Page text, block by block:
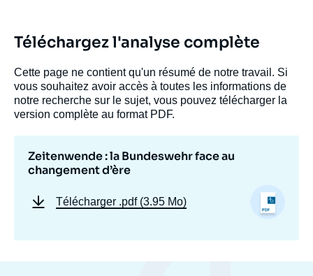
Téléchargez l'analyse complète
Cette page ne contient qu'un résumé de notre travail. Si
vous souhaitez avoir accès à toutes les informations de
notre recherche sur le sujet, vous pouvez télécharger la
version complète au format PDF.
Zeitenwende : la Bundeswehr face au
changement d’ère
Télécharger .pdf (3.95 Mo)